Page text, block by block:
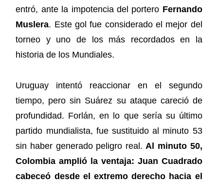
entró, ante la impotencia del portero Fernando
Muslera. Este gol fue considerado el mejor del
torneo y uno de los más recordados en la
historia de los Mundiales.
Uruguay intentó reaccionar en el segundo
tiempo, pero sin Suárez su ataque careció de
profundidad. Forlán, en lo que sería su último
partido mundialista, fue sustituido al minuto 53
sin haber generado peligro real. Al minuto 50,
Colombia amplió la ventaja: Juan Cuadrado
cabeceó desde el extremo derecho hacia el